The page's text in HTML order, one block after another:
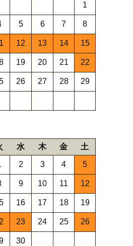
1
5 6 7 8
12 13 14 15
19 20 21 22
26 27 28 29
水 木 金 土
2 3 4 5
9 10 11 12
16 17 18 19
23 24 25 26
30